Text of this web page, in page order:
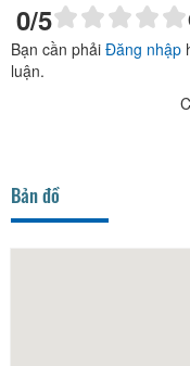
0/5
Bạn cần phải Đăng nhập
luận.
Bản đồ